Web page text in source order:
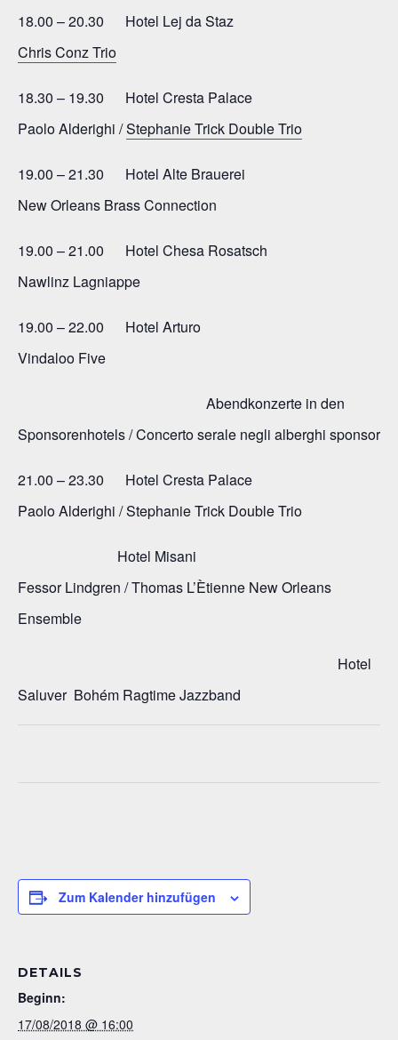
18.00 – 20.30 Hotel Lej da Staz
Chris Conz Trio
18.30 – 19.30 Hotel Cresta Palace
Paolo Alderighi /Stephanie Trick Double Trio
19.00 – 21.30 Hotel Alte Brauerei
New Orleans Brass Connection
19.00 – 21.00 Hotel Chesa Rosatsch
Nawlinz Lagniappe
19.00 – 22.00 Hotel Arturo
Vindaloo Five
Abendkonzerte in den
Sponsorenhotels / Concerto serale negli alberghi sponsor
21.00 – 23.30 Hotel Cresta Palace
Paolo Alderighi / Stephanie Trick Double Trio
Hotel Misani
Fessor Lindgren / Thomas L’Ètienne New Orleans
Ensemble
Hotel
Saluver Bohém Ragtime Jazzband
Zum Kalender hinzufügen
DETAILS
Beginn:
17/08/2018 @ 16:00